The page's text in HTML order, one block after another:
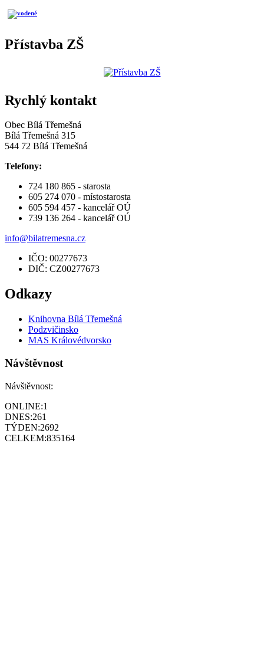
Přístavba ZŠ
Rychlý kontakt
Obec Bílá Třemešná
Bílá Třemešná 315
544 72 Bílá Třemešná
Telefony:
724 180 865 - starosta
605 274 070 - místostarosta
605 594 457 - kancelář OÚ
739 136 264 - kancelář OÚ
info@bilatremesna.cz
IČO: 00277673
DIČ: CZ00277673
Odkazy
Knihovna Bílá Třemešná
Podzvičinsko
MAS Královédvorsko
Návštěvnost
Návštěvnost:
ONLINE:1
DNES:261
TÝDEN:2692
CELKEM:835164